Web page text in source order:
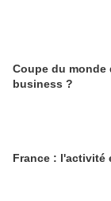
Coupe du
business ?
France : l'activité